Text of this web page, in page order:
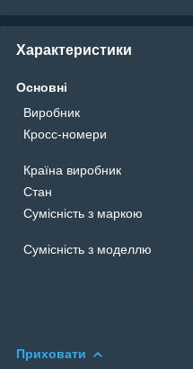
Характеристики
Основні
Виробник
Кросс-номери
Країна виробник
Стан
Сумісність з маркою
Сумісність з моделлю
Приховати